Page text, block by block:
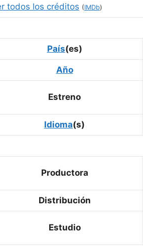
todos los créditos (IMDb)
País(es)
Año
Estreno
Idioma(s)
Productora
Distribución
Estudio